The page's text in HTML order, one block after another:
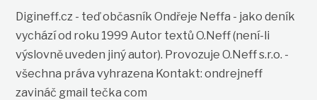
Digineff.cz - teď občasník Ondřeje Neffa - jako deník
vychází od roku 1999 Autor textů O.Neff (není-li
výslovně uveden jiný autor). Provozuje O.Neff s.r.o. -
všechna práva vyhrazena Kontakt: ondrejneff
zavináč gmail tečka com